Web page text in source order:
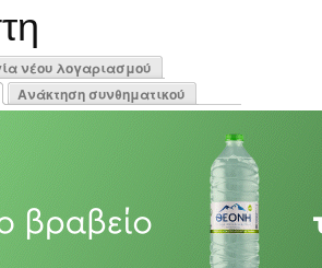
καρτέλες
νέου λογαριασμού
Ανάκτηση συνθηματικού